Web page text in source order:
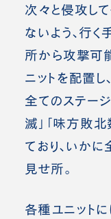
次々と侵攻し
ないよう、行
所から攻撃可
ニットを配置し
全てのステージ
滅」「味方敗
ており、いか
見せ所。
各種ユニットに